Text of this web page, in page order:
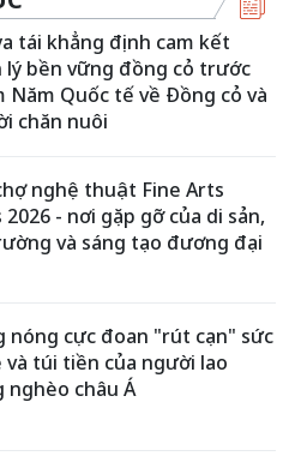
tái khẳng định cam kết
lý bền vững đồng cỏ trước
Năm Quốc tế về Đồng cỏ và
chăn nuôi
nghệ thuật Fine Arts
2026 - nơi gặp gỡ của di sản,
và sáng tạo đương đại
nóng cực đoan "rút cạn" sức
và túi tiền của người lao
nghèo châu Á